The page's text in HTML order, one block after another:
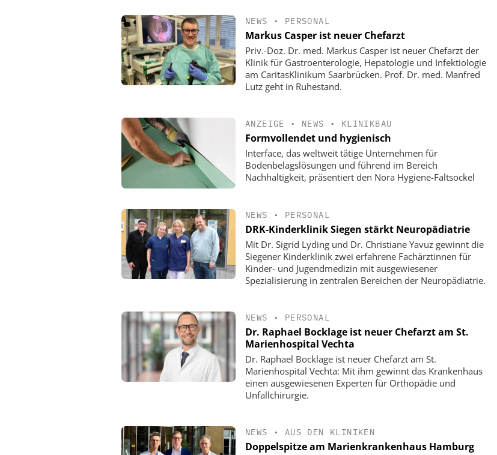
NEWS • PERSONAL
Markus Casper ist neuer Chefarzt
Priv.-Doz. Dr. med. Markus Casper ist neuer Chefarzt der
Klinik für Gastroenterologie, Hepatologie und Infektiologie
am CaritasKlinikum Saarbrücken. Prof. Dr. med. Manfred
Lutz geht in Ruhestand.
ANZEIGE • NEWS • KLINIKBAU
Formvollendet und hygienisch
Interface, das weltweit tätige Unternehmen für
Bodenbelagslösungen und führend im Bereich
Nachhaltigkeit, präsentiert den Nora Hygiene-Faltsockel
NEWS • PERSONAL
DRK-Kinderklinik Siegen stärkt Neuropädiatrie
Mit Dr. Sigrid Lyding und Dr. Christiane Yavuz gewinnt die
Siegener Kinderklinik zwei erfahrene Fachärztinnen für
Kinder- und Jugendmedizin mit ausgewiesener
Spezialisierung in zentralen Bereichen der Neuropädiatrie.
NEWS • PERSONAL
Dr. Raphael Bocklage ist neuer Chefarzt am St.
Marienhospital Vechta
Dr. Raphael Bocklage ist neuer Chefarzt am St.
Marienhospital Vechta: Mit ihm gewinnt das Krankenhaus
einen ausgewiesenen Experten für Orthopädie und
Unfallchirurgie.
NEWS • AUS DEN KLINIKEN
Doppelspitze am Marienkrankenhaus Hamburg